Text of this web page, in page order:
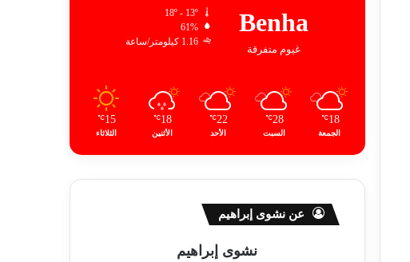
Benha
غيوم متفرقة
61%
1.16 كيلومتر/ساعة
18
℃
الجمعة
28
℃
السبت
22
℃
الأحد
18
℃
الأثنين
15
℃
الثلاثاء
عن نشوى إبراهيم
نشوى إبراهيم